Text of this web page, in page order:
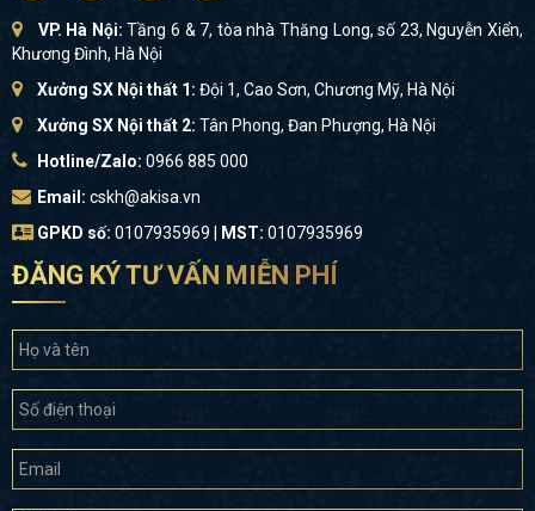
VP. Hà Nội:Tầng 6 & 7, tòa nhà Thăng Long, số 23, Nguyễn Xiển,
Khương Đình, Hà Nội
Xưởng SX Nội thất 1: Đội 1, Cao Sơn, Chương Mỹ, Hà Nội
Xưởng SX Nội thất 2: Tân Phong, Đan Phượng, Hà Nội
Hotline/Zalo: 0966 885 000
Email: cskh@akisa.vn
GPKD số: 0107935969 | MST: 0107935969
ĐĂNG KÝ TƯ VẤN MIỄN PHÍ